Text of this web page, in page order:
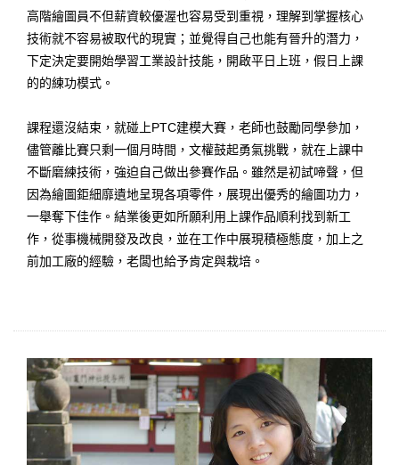
高階繪圖員不但薪資較優渥也容易受到重視，理解到掌握核心
技術就不容易被取代的現實；並覺得自己也能有晉升的潛力，
下定決定要開始學習工業設計技能，開啟平日上班，假日上課
的的練功模式。
課程還沒結束，就碰上PTC建模大賽，老師也鼓勵同學參加，
儘管離比賽只剩一個月時間，文權鼓起勇氣挑戰，就在上課中
不斷磨練技術，強迫自己做出參賽作品。雖然是初試啼聲，但
因為繪圖鉅細靡遺地呈現各項零件，展現出優秀的繪圖功力，
一舉奪下佳作。結業後更如所願利用上課作品順利找到新工
作，從事機械開發及改良，並在工作中展現積極態度，加上之
前加工廠的經驗，老闆也給予肯定與栽培。